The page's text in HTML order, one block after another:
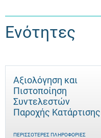
Ενότητες
Αξιολόγηση και
Πιστοποίηση
Συντελεστών
Παροχής Κατάρτισης
ΠΕΡΙΣΣΌΤΕΡΕΣ ΠΛΗΡΟΦΟΡΊΕΣ